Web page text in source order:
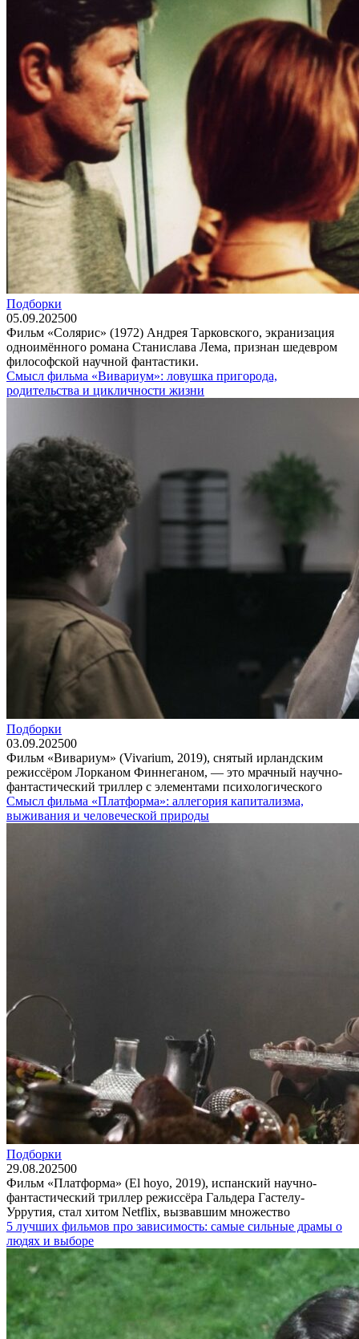
Подборки
05.09.202500
Фильм «Солярис» (1972) Андрея Тарковского, экранизация
одноимённого романа Станислава Лема, признан шедевром
философской научной фантастики.
Смысл фильма «Вивариум»: ловушка пригорода,
родительства и цикличности жизни
Подборки
03.09.202500
Фильм «Вивариум» (Vivarium, 2019), снятый ирландским
режиссёром Лорканом Финнеганом, — это мрачный научно-
фантастический триллер с элементами психологического
Смысл фильма «Платформа»: аллегория капитализма,
выживания и человеческой природы
Подборки
29.08.202500
Фильм «Платформа» (El hoyo, 2019), испанский научно-
фантастический триллер режиссёра Гальдера Гастелу-
Уррутия, стал хитом Netflix, вызвавшим множество
5 лучших фильмов про зависимость: самые сильные драмы о
людях и выборе